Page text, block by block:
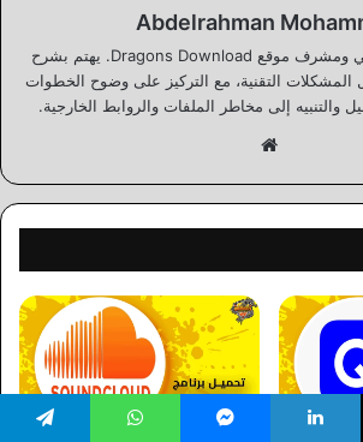
Abdelrahman
كاتب ومحرر تقني عربي ومشرف موقع Dragons Download. يهتم بشرح
المشكلات التقنية، مع التركيز على وضوح الخطوات
والتنبيه إلى مخاطر الملفات والروابط الخارجية.